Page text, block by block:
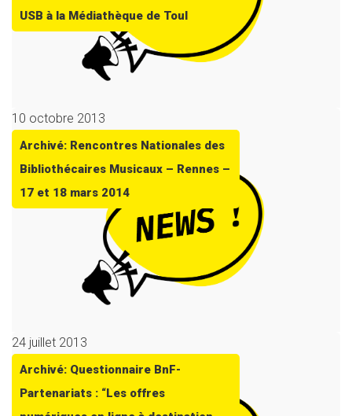
USB à la Médiathèque de Toul
10 octobre 2013
Archivé: Rencontres Nationales des
Bibliothécaires Musicaux – Rennes –
17 et 18 mars 2014
24 juillet 2013
Archivé: Questionnaire BnF-
Partenariats : “Les offres